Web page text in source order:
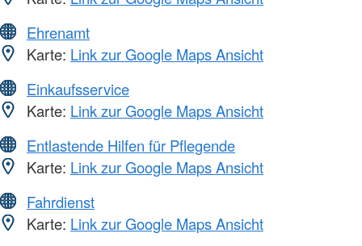
Ehrenamt
Karte: Link zur Google Maps Ansicht
Einkaufsservice
Karte: Link zur Google Maps Ansicht
Entlastende Hilfen für Pflegende
Karte: Link zur Google Maps Ansicht
Fahrdienst
Karte: Link zur Google Maps Ansicht